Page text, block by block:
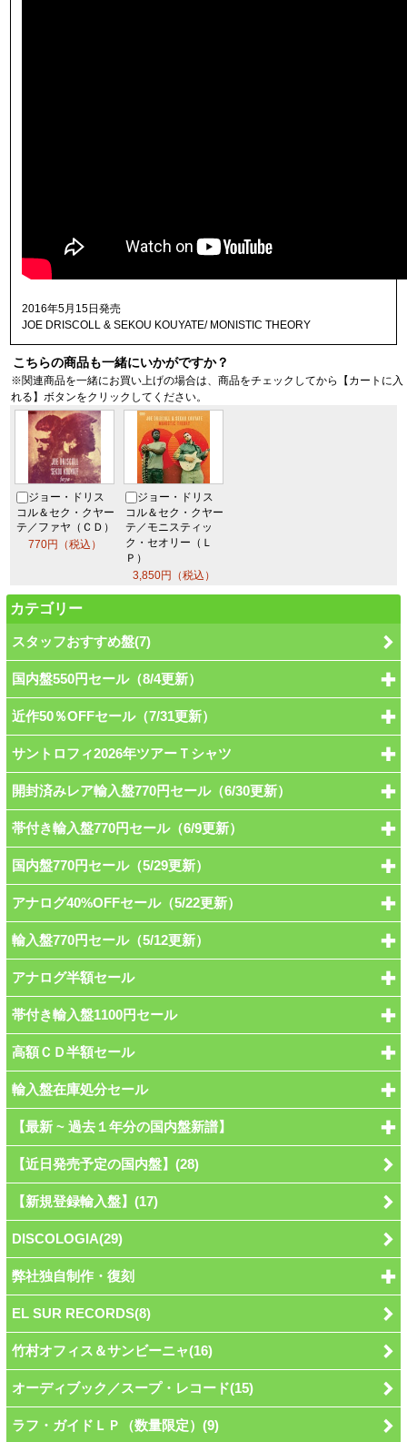
2016年5月15日発売
JOE DRISCOLL & SEKOU KOUYATE/ MONISTIC THEORY
こちらの商品も一緒にいかがですか？
※関連商品を一緒にお買い上げの場合は、商品をチェックしてから【カートに入
れる】ボタンをクリックしてください。
ジョー・ドリス
コル＆セク・クヤー
テ／ファヤ（ＣＤ）
770円（税込）
ジョー・ドリス
コル＆セク・クヤー
テ／モニスティッ
ク・セオリー（Ｌ
Ｐ）
3,850円（税込）
カテゴリー
スタッフおすすめ盤(7)
国内盤550円セール（8/4更新）
近作50％OFFセール（7/31更新）
サントロフィ2026年ツアーＴシャツ
開封済みレア輸入盤770円セール（6/30更新）
帯付き輸入盤770円セール（6/9更新）
国内盤770円セール（5/29更新）
アナログ40%OFFセール（5/22更新）
輸入盤770円セール（5/12更新）
アナログ半額セール
帯付き輸入盤1100円セール
高額ＣＤ半額セール
輸入盤在庫処分セール
【最新 ~ 過去１年分の国内盤新譜】
【近日発売予定の国内盤】(28)
【新規登録輸入盤】(17)
DISCOLOGIA(29)
弊社独自制作・復刻
EL SUR RECORDS(8)
竹村オフィス＆サンビーニャ(16)
オーディブック／スープ・レコード(15)
ラフ・ガイドＬＰ（数量限定）(9)